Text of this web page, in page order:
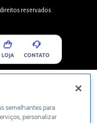
reservados.
LOJA CONTATO
semelhantes para
personalizar